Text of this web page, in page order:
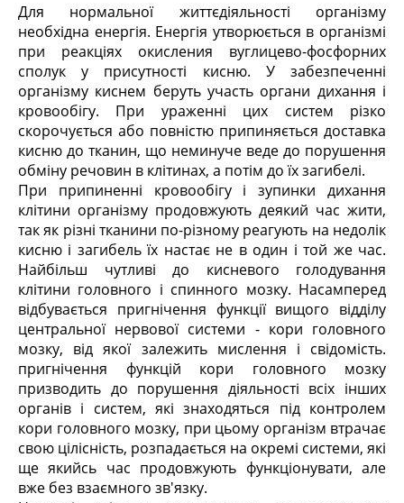
Для нормальної життєдіяльності організму
необхідна енергія. Енергія утворюється в організмі
при реакціях окисления вуглицево-фосфорних
сполук у присутності кисню. У забезпеченні
організму киснем беруть участь органи дихання і
кровообігу. При ураженні цих систем різко
скорочується або повністю припиняється доставка
кисню до тканин, що неминуче веде до порушення
обміну речовин в клітинах, а потім до їх загибелі.
При припиненні кровообігу і зупинки дихання
клітини організму продовжують деякий час жити,
так як різні тканини по-різному реагують на недолік
кисню і загибель їх настає не в один і той же час.
Найбільш чутливі до кисневого голодування
клітини головного і спинного мозку. Насамперед
відбувається пригнічення функції вищого відділу
центральної нервової системи - кори головного
мозку, від якої залежить мислення і свідомість.
пригнічення функцій кори головного мозку
призводить до порушення діяльності всіх інших
органів і систем, які знаходяться під контролем
кори головного мозку, при цьому організм втрачає
свою цілісність, розпадається на окремі системи, які
ще якийсь час продовжують функціонувати, але
вже без взаємного зв'язку.